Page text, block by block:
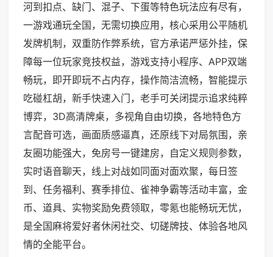
河到扣点、缺门、混子、下蛋等特色玩法应有尽有，
一游戏通玩全国，无需切换应用，核心采用公平随机
发牌机制，双重防作弊系统，官方承诺严惩外挂，保
障每一位玩家竞技权益，游戏支持小程序、APP双端
畅玩，即开即玩不占内存，操作简洁流畅，智能提示
吃碰杠胡，新手快速入门，老手可关闭提示追求纯粹
博弈，3D高清牌桌，多视角自由切换，各地特色方
言配音可选，画面质感逼真，还原线下对局氛围，亲
友圈功能强大，免房号一键建房，自定义规则参数，
实时语音聊天，线上对战如同面对面欢聚，每日签
到、任务福利、赛季排位、雀神争霸等活动丰富，金
币、道具、实物奖励免费领取，零氪也能畅玩无忧，
是全国麻将爱好者休闲社交、切磋牌技、体验各地风
情的全能平台。